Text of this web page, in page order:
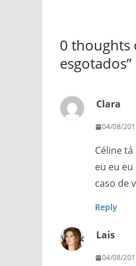
0 thoughts
esgotados”
Clara
04/08/
Céline
eu eu eu
caso de
Reply
Lais
04/08/